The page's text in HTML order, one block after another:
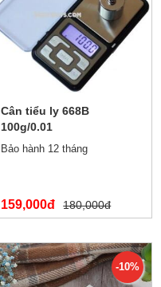
Cân tiểu ly 668B
100g/0.01
Bảo hành 12 tháng
159,000đ 180,000đ
-10%